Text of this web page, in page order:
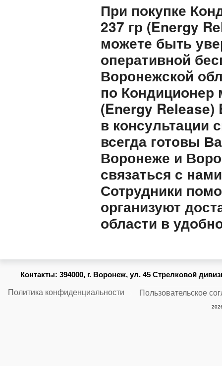
При покупке
237 гр (Energy
можете быть
оперативной
Воронежской
по Кондиционер
(Energy Release)
в консультации
всегда готовы
Воронеже и
связаться с
Сотрудники
организуют
области в
Контакты: 394000, г. Воронеж, ул. 45 Стрелковой
Политика конфиденциальности Пользовательское